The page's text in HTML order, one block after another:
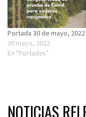
Portada 30 de mayo, 2022
30 mayo, 2022
En "Portadas"
NOTICIAS